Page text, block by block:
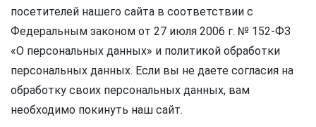
посетителей нашего сайта в соответствии с
Федеральным законом от 27 июля 2006 г. № 152-ФЗ
«О персональных данных» и политикой обработки
персональных данных. Если вы не даете согласия на
обработку своих персональных данных, вам
необходимо покинуть наш сайт.